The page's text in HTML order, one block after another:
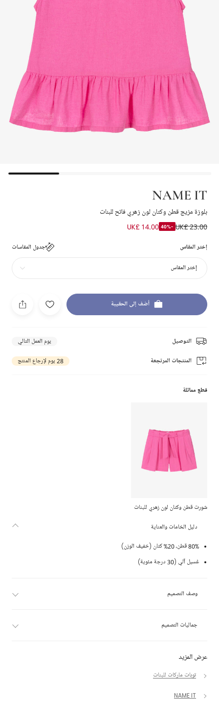
NAME IT
بلوزة مزيج قطن وكتان لون زهري فاتح للبنات
UK£ 23.00
-40%
UK£ 14.00
إختر المقاس جدول المقاسات
إختر المقاس
أضف إلى الحقيبة
التوصيل يوم العمل التالي
المنتجات المرتجعة 28 يوم لإرجاع المنتج
قطع مماثلة
شورت قطن وكتان لون زهري للبنات
عرض المزيد
توبات ماركات للبنات
NAME IT
دليل الخامات والعناية
80% قطن، 20% كتان (خفيف الوزن)
غسيل آلي (30 درجة مئوية)
وصف التصميم
جماليات التصميم